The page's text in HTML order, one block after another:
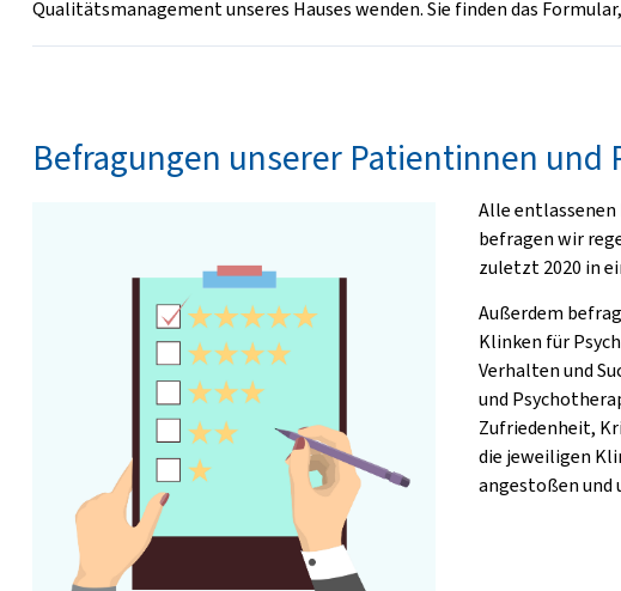
Qualitätsmanagement unseres Hauses wenden. Sie finden das
Befragungen unserer Patientinnen und
Alle
befragen wir
zuletzt 2020 in
Außerdem
Klinken für
Verhalten und
und
Zufriedenheit,
die jeweiligen
angestoßen und